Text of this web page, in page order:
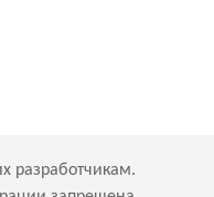
разработчикам.